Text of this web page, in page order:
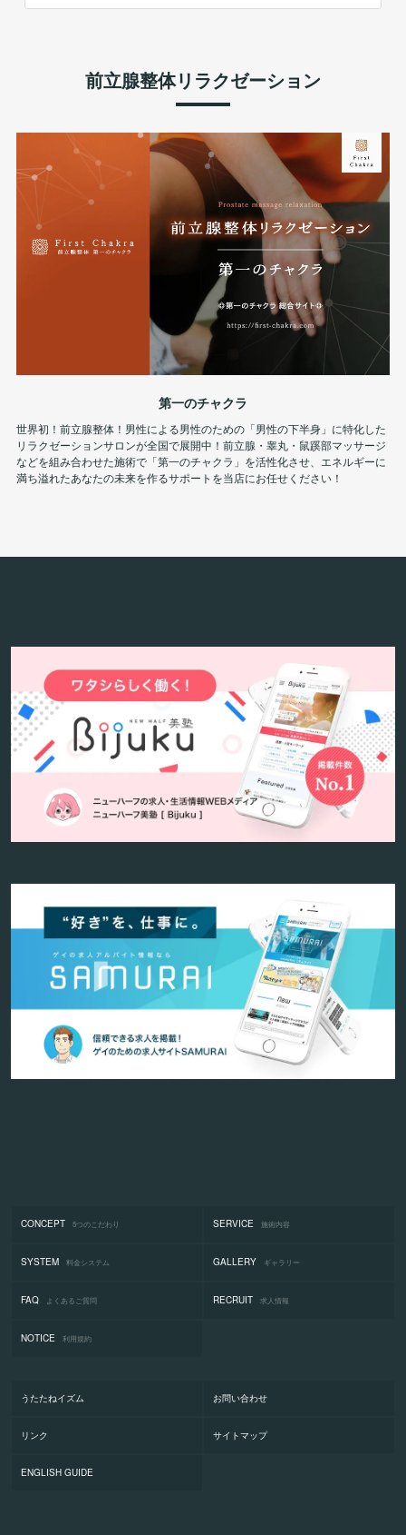
前立腺整体リラクゼーション
第一のチャクラ
世界初！前立腺整体！男性による男性のための「男性の下半身」に特化した
リラクゼーションサロンが全国で展開中！前立腺・睾丸・鼠蹊部マッサージ
などを組み合わせた施術で「第一のチャクラ」を活性化させ、エネルギーに
満ち溢れたあなたの未来を作るサポートを当店にお任せください！
CONCEPT 5つのこだわり SERVICE 施術内容
SYSTEM 料金システム GALLERY ギャラリー
FAQ よくあるご質問 RECRUIT 求人情報
NOTICE 利用規約
うたたねイズム お問い合わせ
リンク サイトマップ
ENGLISH GUIDE